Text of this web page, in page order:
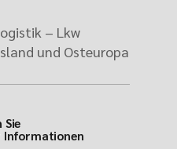
– Lkw
und Osteuropa
Informationen